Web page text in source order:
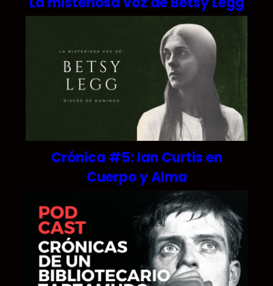
Crónica #5: Ian Curtis en
Cuerpo y Alma